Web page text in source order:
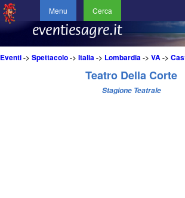
Menu Cerca
Eventi-> Spettacolo-> Italia-> Lombardia-> VA->
Teatro Della Corte
Stagione Teatrale